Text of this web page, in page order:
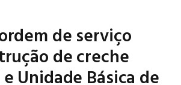
de serviço
de creche
Unidade Básica de